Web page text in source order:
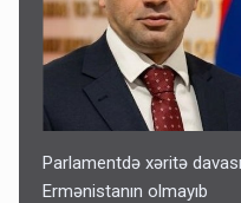
Parlamentdə xəritə
Ermənistanın olmayıb